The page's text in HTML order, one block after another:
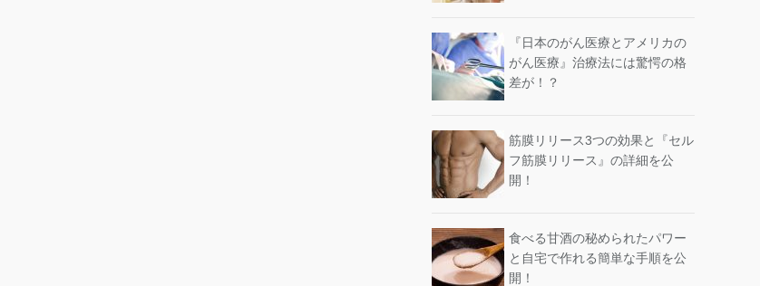
『日本のがん医療とアメリカの
がん医療』治療法には驚愕の格
差が！？
筋膜リリース3つの効果と『セル
フ筋膜リリース』の詳細を公
開！
食べる甘酒の秘められたパワー
と自宅で作れる簡単な手順を公
開！